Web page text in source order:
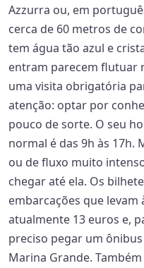
Azzurra ou, em
cerca de 60 metros de
tem água tão azul e
entram parecem flutuar
uma visita obrigatória
atenção: optar por
pouco de sorte. O seu
normal é das 9h às 17h.
ou de fluxo muito
chegar até ela. Os
embarcações que levam
atualmente 13 euros e,
preciso pegar um
Marina Grande.